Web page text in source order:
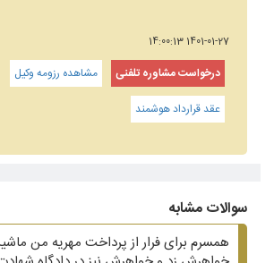
1401-01-27 14:00:13
درخواست مشاوره تلفنی
مشاهده رزومه وکیل
عقد قرارداد هوشمند
سوالات مشابه
همسرم برای فرار از پرداخت مهریه من